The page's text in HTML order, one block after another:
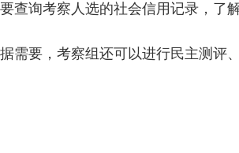
查询考察人选的社会信用记录，了
需要，考察组还可以进行民主测评